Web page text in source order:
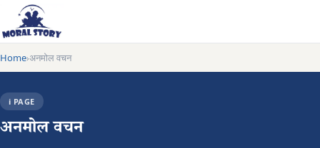
Home›अनमोल वचन
ℹ️ PAGE
अनमोल वचन